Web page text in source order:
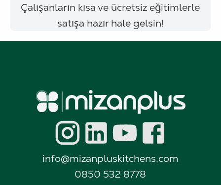
Çalışanların kısa ve ücretsiz eğitimlerle
satışa hazır hale gelsin!
info@mizanpluskitchens.com
0850 532 8778